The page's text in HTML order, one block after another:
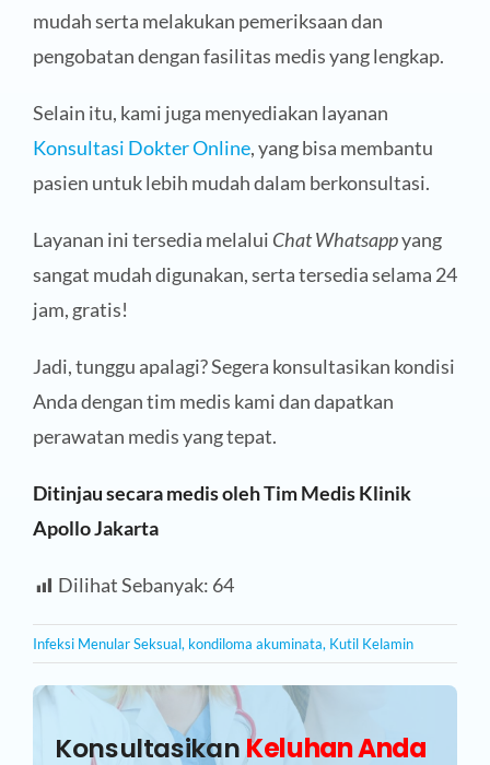
mudah serta melakukan pemeriksaan dan
pengobatan dengan fasilitas medis yang lengkap.
Selain itu, kami juga menyediakan layanan
Konsultasi Dokter Online, yang bisa membantu
pasien untuk lebih mudah dalam berkonsultasi.
Layanan ini tersedia melalui Chat Whatsappyang
sangat mudah digunakan, serta tersedia selama 24
jam, gratis!
Jadi, tunggu apalagi? Segera konsultasikan kondisi
Anda dengan tim medis kami dan dapatkan
perawatan medis yang tepat.
Ditinjau secara medis oleh Tim Medis Klinik
Apollo Jakarta
Dilihat Sebanyak: 64
Infeksi Menular Seksual, kondiloma akuminata, Kutil Kelamin
Konsultasikan Keluhan Anda